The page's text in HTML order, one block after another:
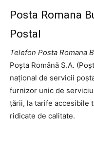
Posta Romana
Postal
Telefon Posta Romana
Poșta Română S.A.
național de servicii
furnizor unic de
țării, la tarife accesibile
ridicate de calitate.